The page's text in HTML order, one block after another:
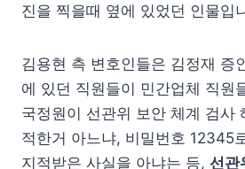
진을 찍을때 옆에 있었던 인물입
김용현 측 변호인들은 김정재 증
에 있던 직원들이 민간업체 직원
국정원이 선관위 보안 체계 검사
적한거 아느냐, 비밀번호 12345
지적받은 사실을 아냐는 등, 선관